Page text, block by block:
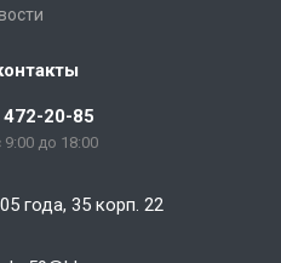
20-85
до 18:00
года, 35 корп. 22